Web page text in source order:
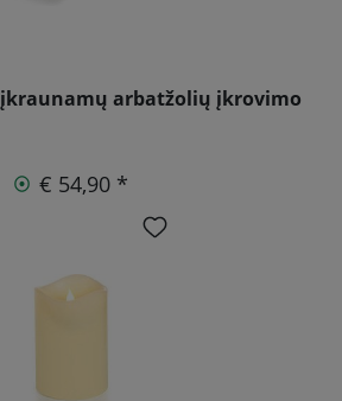
arbatžolių įkrovimo
€ 54,90 *